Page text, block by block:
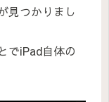
見つかりまし
でiPad自体の